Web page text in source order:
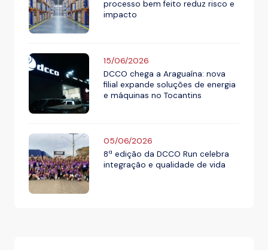
processo bem feito reduz risco e
impacto
15/06/2026
DCCO chega a Araguaína: nova
filial expande soluções de energia
e máquinas no Tocantins
05/06/2026
8ª edição da DCCO Run celebra
integração e qualidade de vida